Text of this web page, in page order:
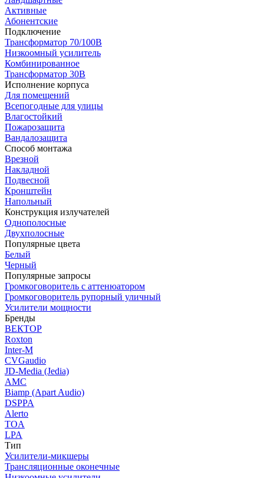
Активные
Абонентские
Подключение
Трансформатор 70/100В
Низкоомный усилитель
Комбинированное
Трансформатор 30В
Исполнение корпуса
Для помещений
Всепогодные для улицы
Влагостойкий
Пожарозащита
Вандалозащита
Способ монтажа
Врезной
Накладной
Подвесной
Кронштейн
Напольный
Конструкция излучателей
Однополосные
Двухполосные
Популярные цвета
Белый
Черный
Популярные запросы
Громкоговоритель с аттенюатором
Громкоговоритель рупорный уличный
Усилители мощности
Бренды
ВЕКТОР
Roxton
Inter-M
CVGaudio
JD-Media (Jedia)
AMC
Biamp (Apart Audio)
DSPPA
Alerto
TOA
LPA
Тип
Усилители-микшеры
Трансляционные оконечные